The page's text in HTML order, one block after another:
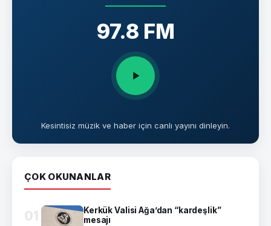
97.8 FM
Kesintisiz müzik ve haber için canlı yayını dinleyin.
ÇOK OKUNANLAR
01
Kerkük Valisi Ağa’dan “kardeşlik”
mesajı